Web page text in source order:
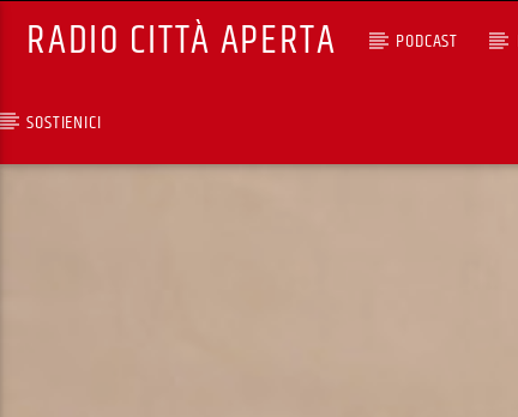
RADIO CITTÀ APERTA PODCAST
SOSTIENICI